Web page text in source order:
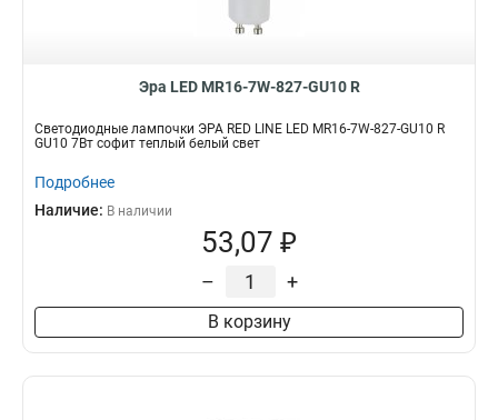
Эра LED MR16-7W-827-GU10 R
Светодиодные лампочки ЭРА RED LINE LED MR16-7W-827-GU10 R
GU10 7Вт софит теплый белый свет
Подробнее
Наличие: В наличии
53,07 ₽
– +
В корзину